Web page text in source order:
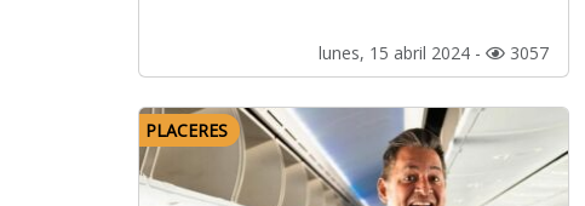
lunes, 15 abril 2024 - 3057
PLACERES